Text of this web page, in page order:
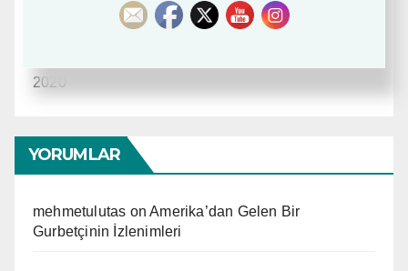
September 21, 2020
2020
YORUMLAR
mehmetulutas onAmerika’dan Gelen Bir
Gurbetçinin İzlenimleri